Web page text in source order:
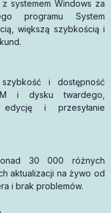
systemem Windows za
programu System
większą szybkością i
i dostępność
i dysku twardego,
edycję i przesyłanie
30 000 różnych
aktualizacji na żywo od
i brak problemów.